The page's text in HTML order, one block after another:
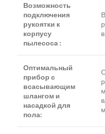
Возможность
подключения
рукоятки к
корпусу
пылесоса :
Оптимальный
прибор с
всасывающим
шлангом и
насадкой для
пола: